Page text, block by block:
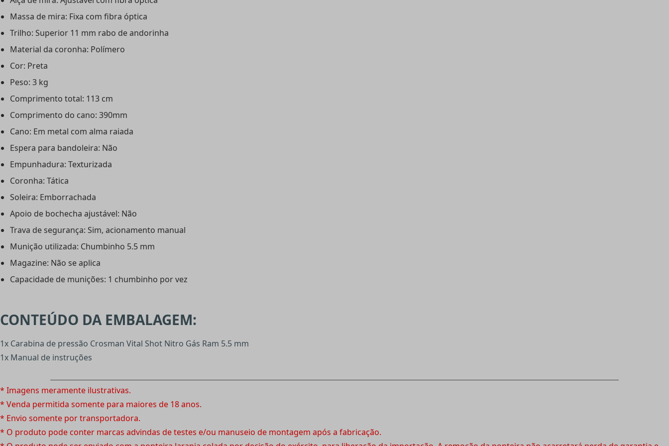
Massa de mira: Fixa com fibra óptica
Trilho: Superior 11 mm rabo de andorinha
Material da coronha: Polímero
Cor: Preta
Peso: 3 kg
Comprimento total: 113 cm
Comprimento do cano: 390mm
Cano: Em metal com alma raiada
Espera para bandoleira: Não
Empunhadura: Texturizada
Coronha: Tática
Soleira: Emborrachada
Apoio de bochecha ajustável: Não
Trava de segurança: Sim, acionamento manual
Munição utilizada: Chumbinho 5.5 mm
Magazine: Não se aplica
Capacidade de munições: 1 chumbinho por vez
CONTEÚDO DA EMBALAGEM:
1x Carabina de pressão Crosman Vital Shot Nitro Gás Ram 5.5 mm
1x Manual de instruções
* Imagens meramente ilustrativas.
* Venda permitida somente para maiores de 18 anos.
* Envio somente por transportadora.
* O produto pode conter marcas advindas de testes e/ou manuseio de montagem após a fabricação.